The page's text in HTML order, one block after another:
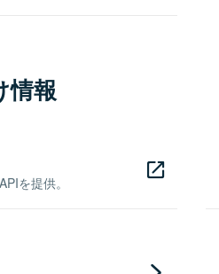
情報
を提供。